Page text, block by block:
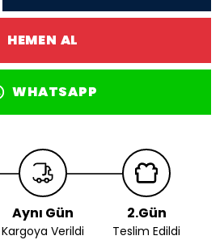
HEMEN AL
WHATSAPP
Aynı Gün
Kargoya Verildi
2.Gün
Teslim Edildi